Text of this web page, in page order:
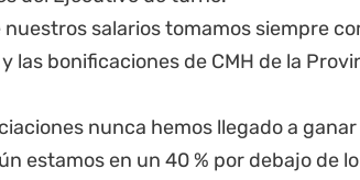
nuestros salarios tomamos siempre
las bonificaciones de CMH de la
nunca hemos llegado a
estamos en un 40 % por debajo de